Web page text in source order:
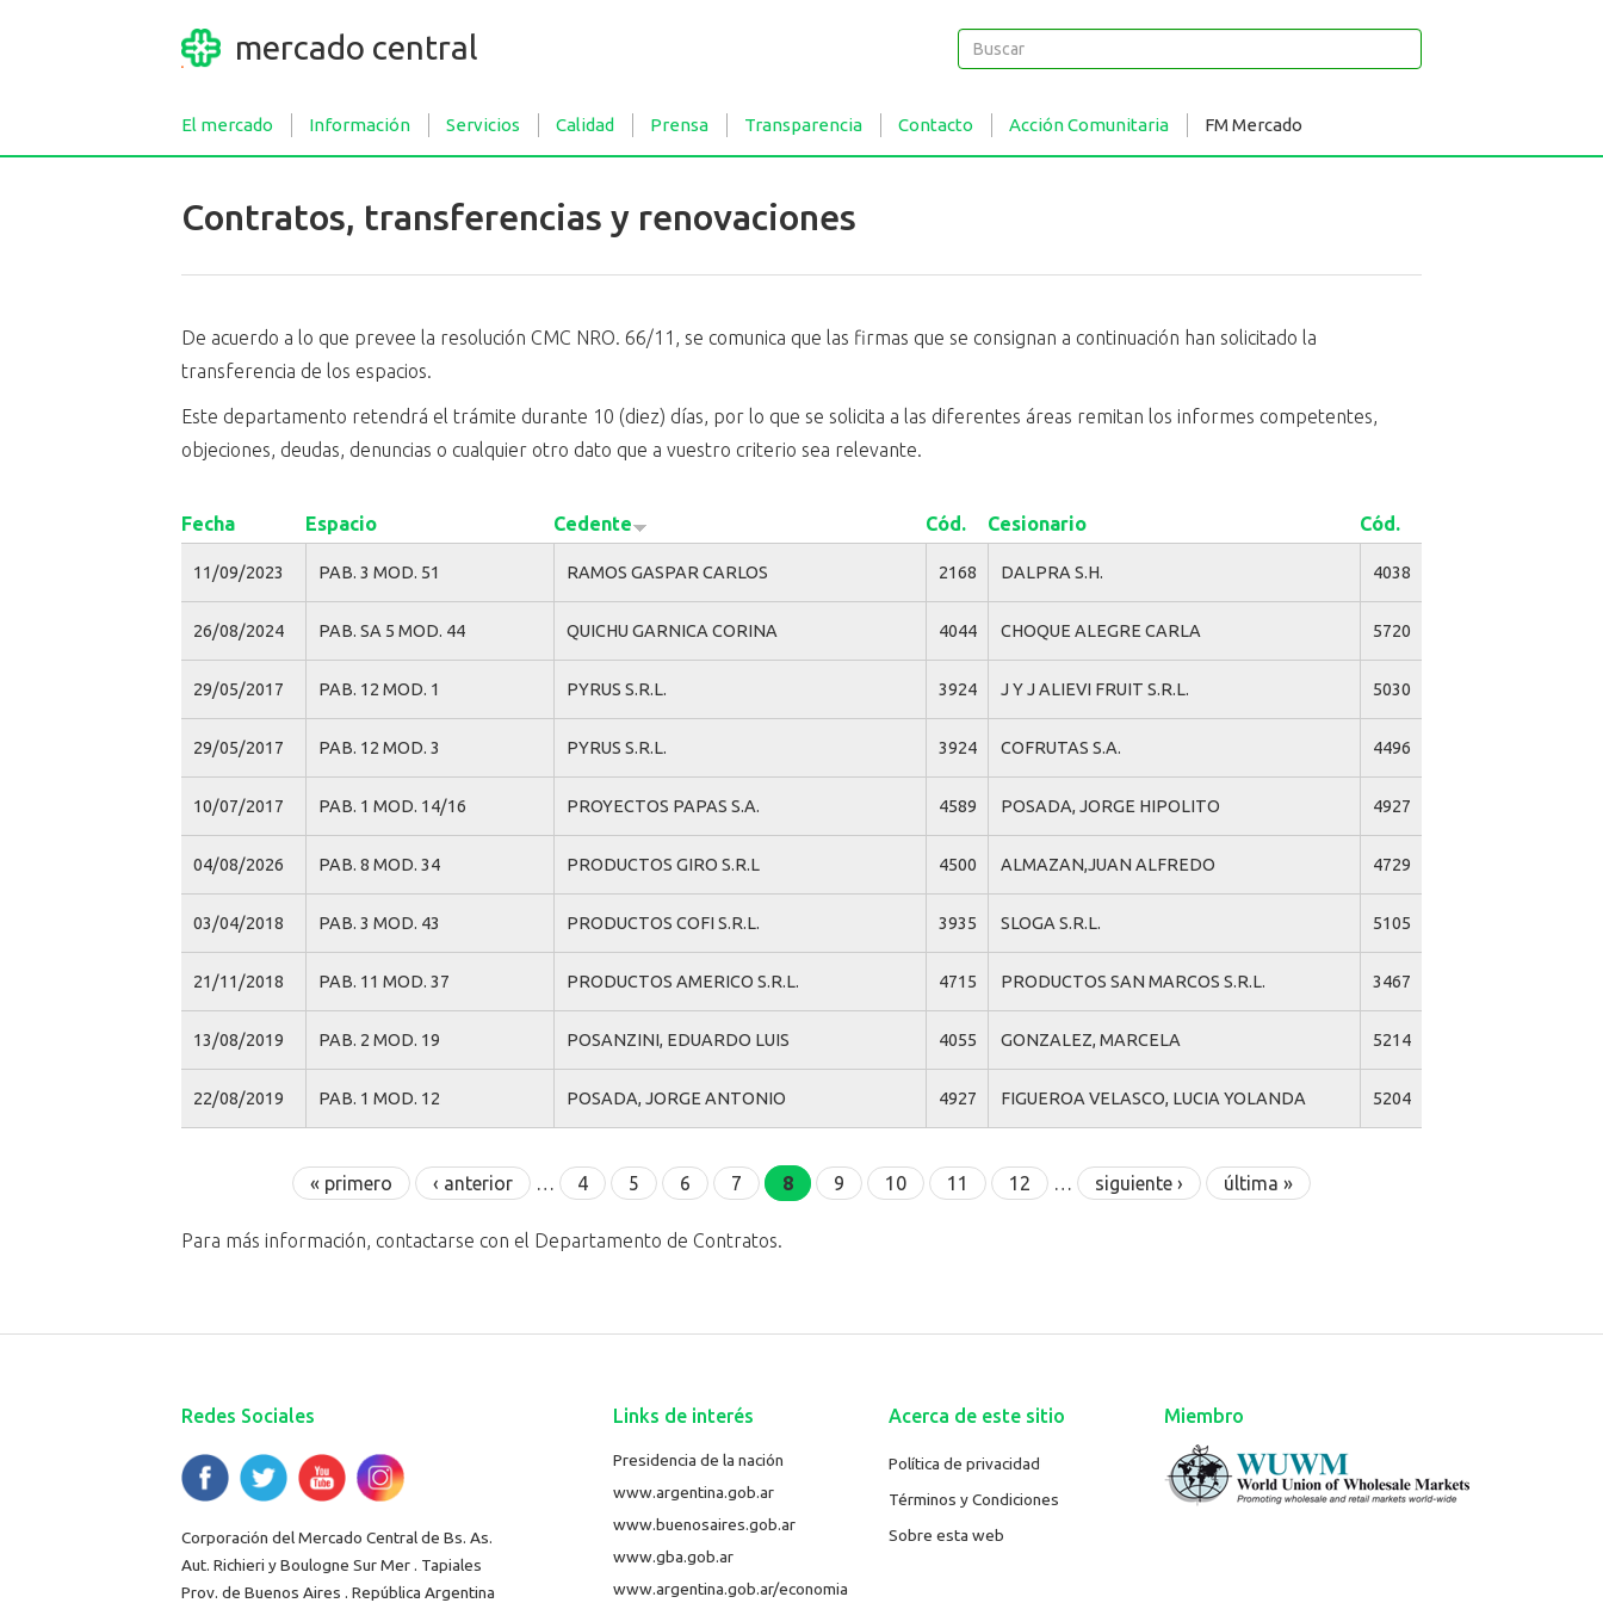
mercado central Buscar
Buscar
El mercado Información Servicios Calidad Prensa Transparencia Contacto Acción Comunitaria FM Mercado
Contratos, transferencias y renovaciones
De acuerdo a lo que prevee la resolución CMC NRO. 66/11, se comunica que las firmas que se consignan a continuación han solicitado la
transferencia de los espacios.
Este departamento retendrá el trámite durante 10 (diez) días, por lo que se solicita a las diferentes áreas remitan los informes competentes,
objeciones, deudas, denuncias o cualquier otro dato que a vuestro criterio sea relevante.
Fecha Espacio Cedente Cód. Cesionario Cód.
11/09/2023 PAB. 3 MOD. 51 RAMOS GASPAR CARLOS 2168 DALPRA S.H. 4038
26/08/2024 PAB. SA 5 MOD. 44 QUICHU GARNICA CORINA 4044 CHOQUE ALEGRE CARLA 5720
29/05/2017 PAB. 12 MOD. 1 PYRUS S.R.L. 3924 J Y J ALIEVI FRUIT S.R.L. 5030
29/05/2017 PAB. 12 MOD. 3 PYRUS S.R.L. 3924 COFRUTAS S.A. 4496
10/07/2017 PAB. 1 MOD. 14/16 PROYECTOS PAPAS S.A. 4589 POSADA, JORGE HIPOLITO 4927
04/08/2026 PAB. 8 MOD. 34 PRODUCTOS GIRO S.R.L 4500 ALMAZAN,JUAN ALFREDO 4729
03/04/2018 PAB. 3 MOD. 43 PRODUCTOS COFI S.R.L. 3935 SLOGA S.R.L. 5105
21/11/2018 PAB. 11 MOD. 37 PRODUCTOS AMERICO S.R.L. 4715 PRODUCTOS SAN MARCOS S.R.L. 3467
13/08/2019 PAB. 2 MOD. 19 POSANZINI, EDUARDO LUIS 4055 GONZALEZ, MARCELA 5214
22/08/2019 PAB. 1 MOD. 12 POSADA, JORGE ANTONIO 4927 FIGUEROA VELASCO, LUCIA YOLANDA 5204
« primero ‹ anterior … 4 5 6 7 8 9 10 11 12 … siguiente › última »
Para más información, contactarse con el Departamento de Contratos.
Redes Sociales
Corporación del Mercado Central de Bs. As.
Aut. Richieri y Boulogne Sur Mer . Tapiales
Prov. de Buenos Aires . República Argentina
Links de interés
Presidencia de la nación
www.argentina.gob.ar
www.buenosaires.gob.ar
www.gba.gob.ar
www.argentina.gob.ar/economia
Acerca de este sitio
Política de privacidad
Términos y Condiciones
Sobre esta web
Miembro